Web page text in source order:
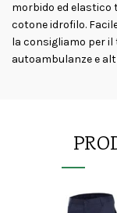
morbido ed elastico
cotone idrofilo.
la consigliamo per
autoambulanze e